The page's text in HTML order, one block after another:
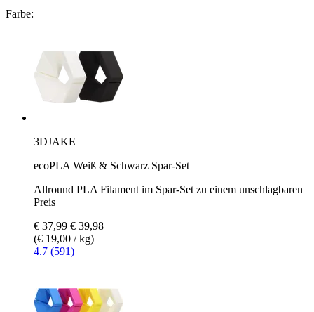
Farbe:
3DJAKE
ecoPLA Weiß & Schwarz Spar-Set
Allround PLA Filament im Spar-Set zu einem unschlagbaren
Preis
€ 37,99 € 39,98
(€ 19,00 / kg)
4.7 (591)